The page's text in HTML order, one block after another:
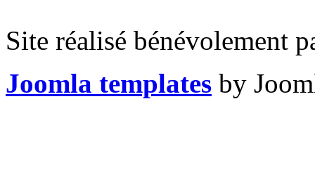
Site réalisé bénévolement
Joomla templates by